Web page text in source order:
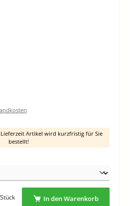
Artikel wird kurzfristig für Sie
bestellt!
Wert ein oder benutze die Schaltflächen um
Stück In den Warenkorb